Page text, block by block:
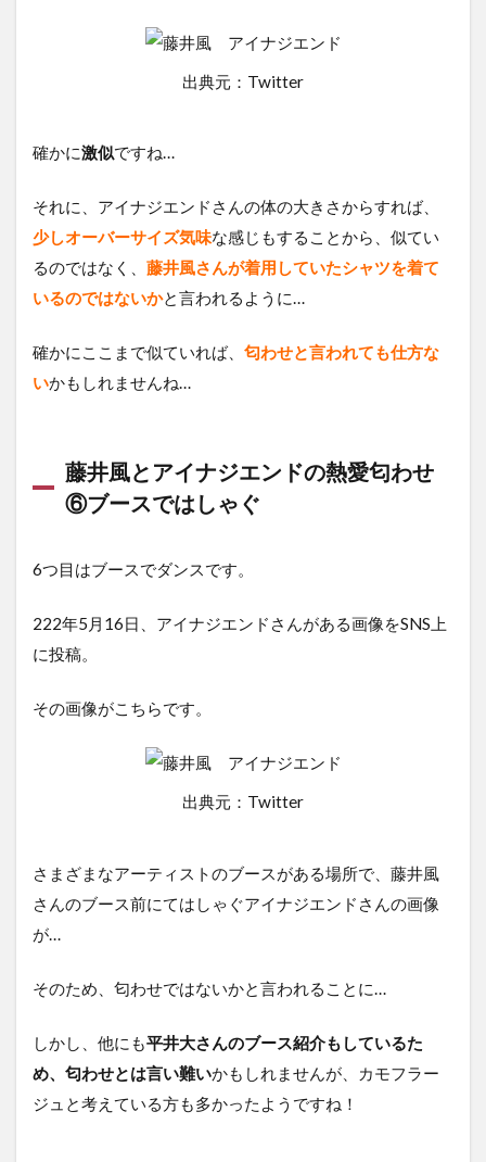
出典元：Twitter
確かに激似ですね…
それに、アイナジエンドさんの体の大きさからすれば、
少しオーバーサイズ気味な感じもすることから、似てい
るのではなく、 藤井風さんが着用していたシャツを着て
いるのではないかと言われるように…
確かにここまで似ていれば、 匂わせと言われても仕方な
いかもしれませんね…
藤井風とアイナジエンドの熱愛匂わせ
⑥ブースではしゃぐ
6つ目はブースでダンスです。
222年5月16日、アイナジエンドさんがある画像をSNS上
に投稿。
その画像がこちらです。
出典元：Twitter
さまざまなアーティストのブースがある場所で、藤井風
さんのブース前にてはしゃぐアイナジエンドさんの画像
が…
そのため、匂わせではないかと言われることに…
しかし、他にも平井大さんのブース紹介もしているた
め、匂わせとは言い難いかもしれませんが、カモフラー
ジュと考えている方も多かったようですね！